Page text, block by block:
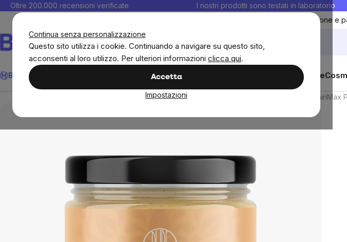
Continua senza personalizzazione
Questo sito utilizza i cookie. Continuando a navigare su questo sito,
acconsenti al loro utilizzo. Per ulteriori informazioni clicca qui.
Accetta
Impostazioni
Salta
contenuto
Oltre 200.000 recensioni verificate I nostri prodotti sono testati in laboratorio
Spedizione e
Cerca
BrainMax AlimentiAlimentazione sana Integratori e vitamine
Brainmax Pure Burro di noci